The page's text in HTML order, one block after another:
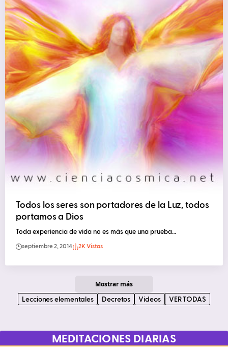
Todos los seres son portadores de la Luz, todos
portamos a Dios
Toda experiencia de vida no es más que una prueba…
septiembre 2, 2014 2K Vistas
Mostrar más
Lecciones elementales Decretos Videos VER TODAS
MEDITACIONES DIARIAS